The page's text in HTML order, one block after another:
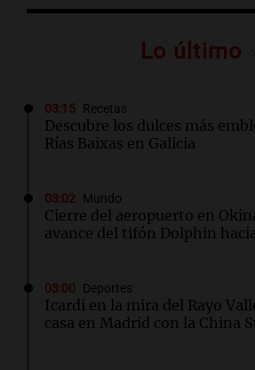
Lo último
03:15 Recetas
Descubre los dulces más
Rías Baixas en Galicia
03:02 Mundo
Cierre del aeropuerto en
avance del tifón Dolphin
03:00 Deportes
Icardi en la mira del Rayo
casa en Madrid con la China